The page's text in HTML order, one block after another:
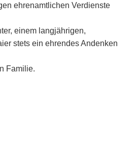
ehrenamtlichen Verdienste
einem langjährigen,
stets ein ehrendes Andenken
Familie.